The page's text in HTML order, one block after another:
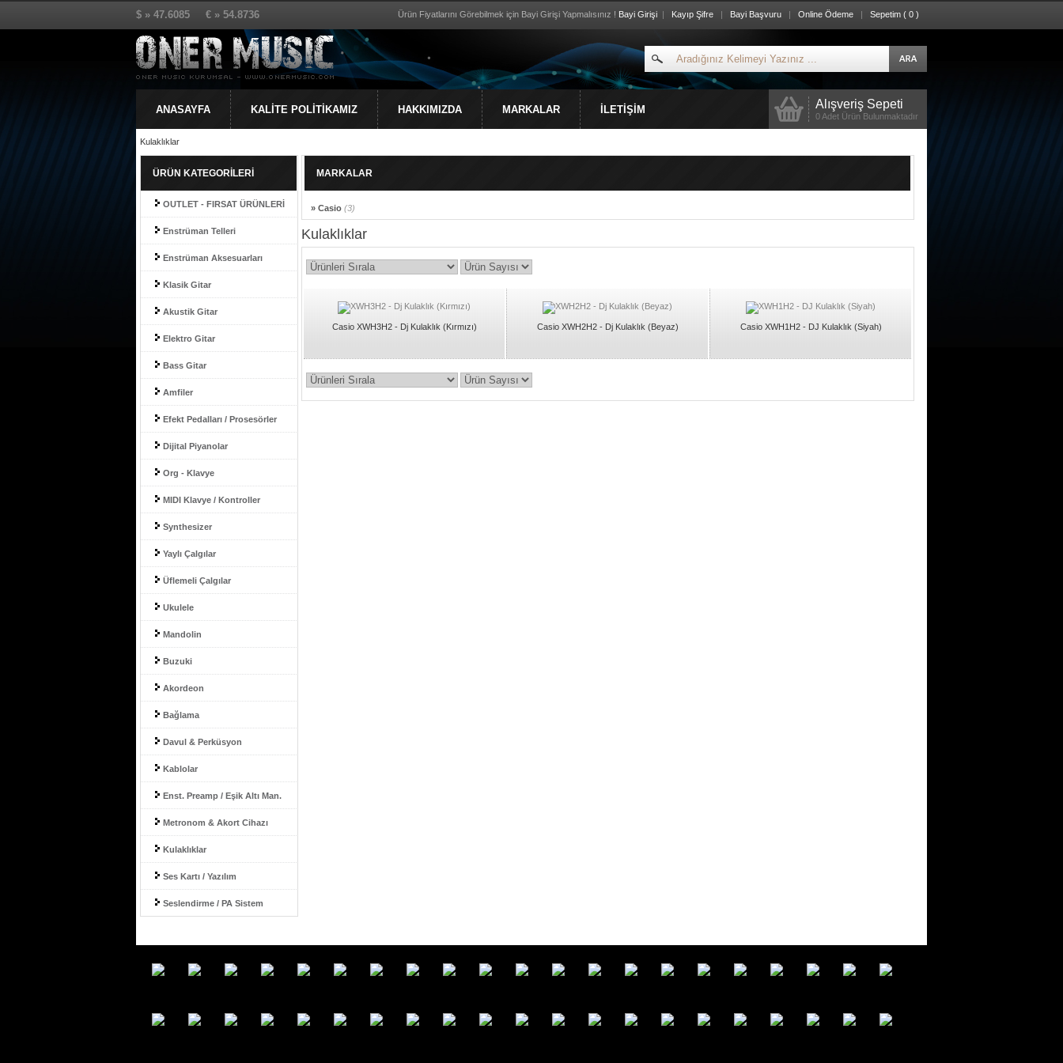
$ » 47.6085 € » 54.8736 Ürün Fiyatlarını Görebilmek için Bayi Girişi Yapmalısınız ! Bayi Girişi | Kayıp Şifre | Bayi Başvuru | Online Ödeme | Sepetim ( 0 )
ANASAYFA KALİTE POLİTİKAMIZ HAKKIMIZDA MARKALAR İLETİŞİM Alışveriş Sepeti
0 Adet Ürün Bulunmaktadır
Kulaklıklar
ÜRÜN KATEGORİLERİ
OUTLET - FIRSAT ÜRÜNLERİ
Enstrüman Telleri
Enstrüman Aksesuarları
Klasik Gitar
Akustik Gitar
Elektro Gitar
Bass Gitar
Amfiler
Efekt Pedalları / Prosesörler
Dijital Piyanolar
Org - Klavye
MIDI Klavye / Kontroller
Synthesizer
Yaylı Çalgılar
Üflemeli Çalgılar
Ukulele
Mandolin
Buzuki
Akordeon
Bağlama
Davul & Perküsyon
Kablolar
Enst. Preamp / Eşik Altı Man.
Metronom & Akort Cihazı
Kulaklıklar
Ses Kartı / Yazılım
Seslendirme / PA Sistem
MARKALAR
» Casio (3)
Kulaklıklar
Casio XWH3H2 - Dj Kulaklık (Kırmızı) Casio XWH2H2 - Dj Kulaklık (Beyaz) Casio XWH1H2 - DJ Kulaklık (Siyah)